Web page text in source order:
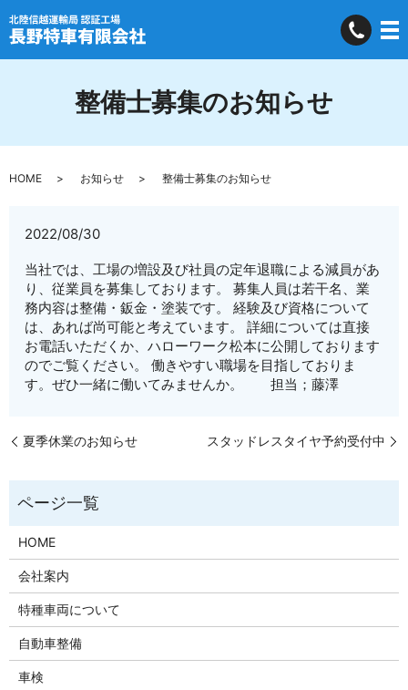
整備士募集のお知らせ
HOME お知らせ 整備士募集のお知らせ
2022/08/30
当社では、工場の増設及び社員の定年退職による減員があ
り、従業員を募集しております。 募集人員は若干名、業
務内容は整備・鈑金・塗装です。 経験及び資格について
は、あれば尚可能と考えています。 詳細については直接
お電話いただくか、ハローワーク松本に公開しております
のでご覧ください。 働きやすい職場を目指しておりま
す。ぜひ一緒に働いてみませんか。 担当；藤澤
夏季休業のお知らせ スタッドレスタイヤ予約受付中
HOME
会社案内
特種車両について
自動車整備
車検